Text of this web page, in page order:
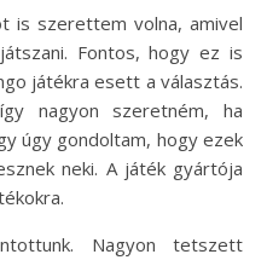
is szerettem volna, amivel
Fontos, hogy ez is
játékra esett a választás.
nagyon szeretném, ha
úgy gondoltam, hogy ezek
neki. A játék gyártója
Nagyon tetszett